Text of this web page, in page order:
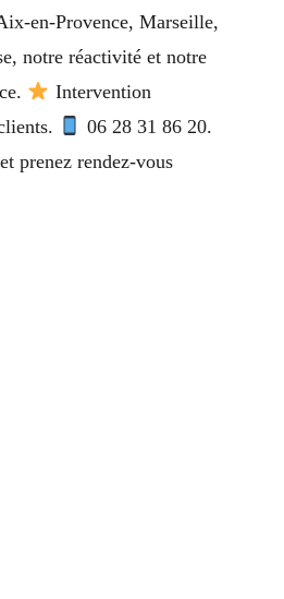
en-Provence, Marseille,
notre réactivité et notre
Intervention
06 28 31 86 20.
prenez rendez-vous